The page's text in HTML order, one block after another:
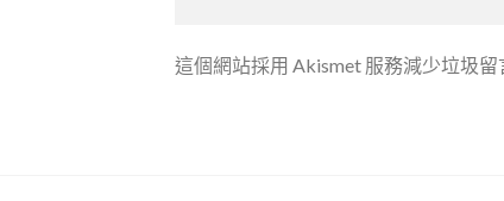
這個網站採用 Akismet 服務減少垃圾留